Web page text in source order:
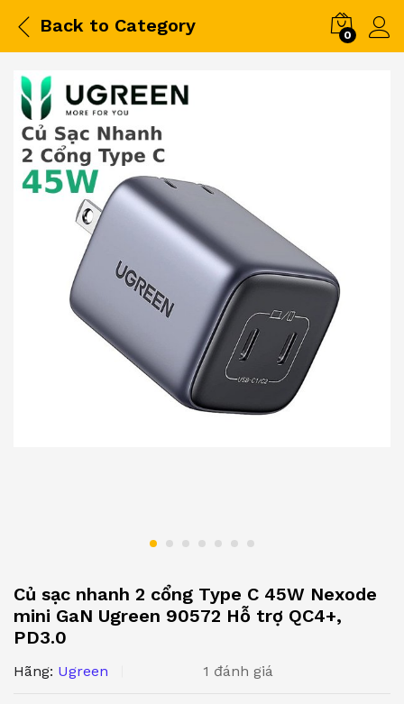
Back to Category 0
Củ sạc nhanh 2 cổng Type C 45W Nexode
mini GaN Ugreen 90572 Hỗ trợ QC4+,
PD3.0
Hãng: Ugreen 1 đánh giá